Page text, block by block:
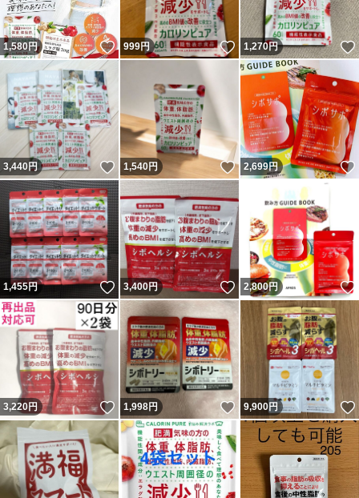
1,580円 いいね！
999円 いいね！
1,270円
3,440円 いいね！
1,540円 いいね！
2,699円
1,455円 いいね！
3,400円 いいね！
2,800円
3,220円 いいね！
1,998円 いいね！
9,900円